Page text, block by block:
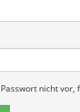
nicht vor,